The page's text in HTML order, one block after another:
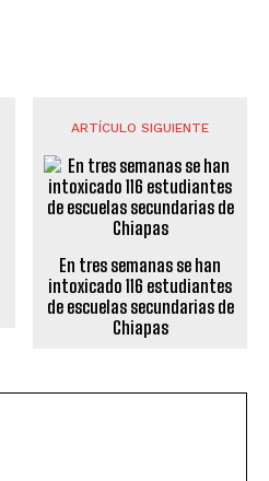
ARTÍCULO SIGUIENTE
En tres semanas se han
intoxicado 116 estudiantes
de escuelas secundarias de
Chiapas